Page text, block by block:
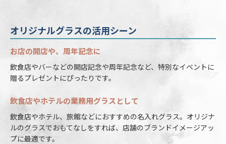
オリジナルグラスの活用シーン
お店の開店や、周年記念に
飲食店やバーなどの開店記念や周年記念など、特別なイベントに
贈るプレゼントにぴったりです。
飲食店やホテルの業務用グラスとして
飲食店やホテル、旅館などにおすすめの名入れグラス。オリジナ
ルのグラスでおもてなしをすれば、店舗のブランドイメージアッ
プに最適です。